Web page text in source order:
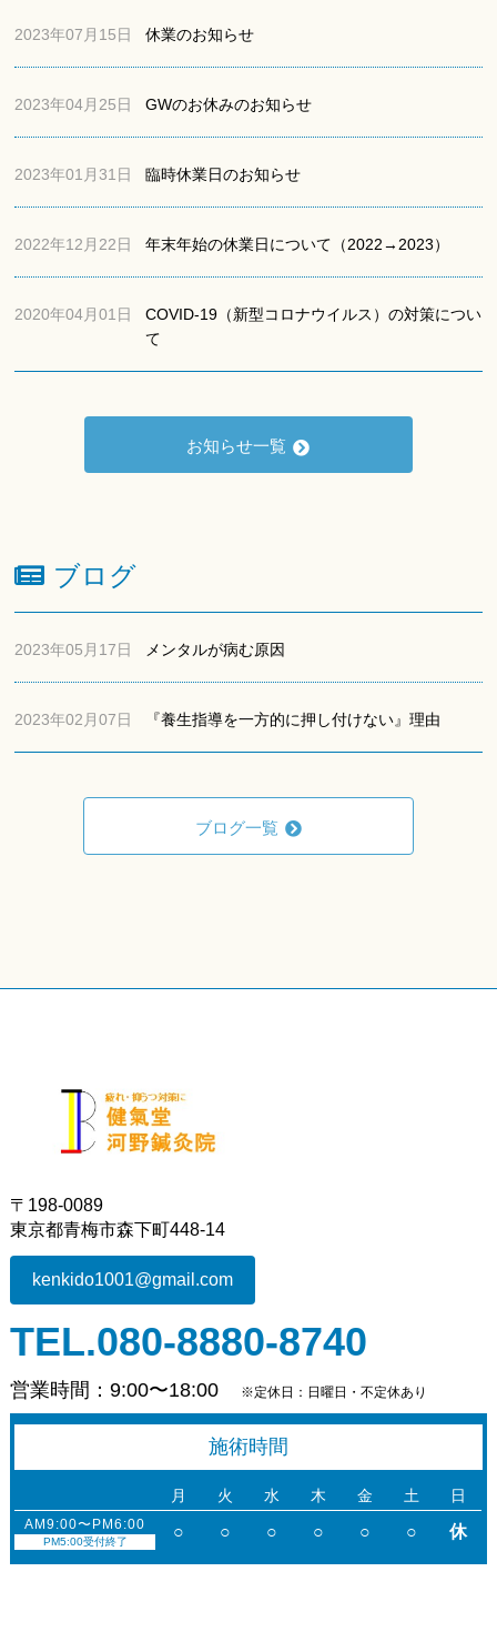
2023年07月15日 休業のお知らせ
2023年04月25日 GWのお休みのお知らせ
2023年01月31日 臨時休業日のお知らせ
2022年12月22日 年末年始の休業日について（2022→2023）
2020年04月01日
COVID-19（新型コロナウイルス）の対策につい
て
お知らせ一覧
ブログ
2023年05月17日 メンタルが病む原因
2023年02月07日 『養生指導を一方的に押し付けない』理由
ブログ一覧
〒198-0089
東京都青梅市森下町448-14
kenkido1001@gmail.com
TEL.080-8880-8740
営業時間：9:00〜18:00 ※定休日：日曜日・不定休あり
施術時間
月 火 水 木 金 土 日
AM9:00〜PM6:00
PM5:00受付終了
○ ○ ○ ○ ○ ○ 休